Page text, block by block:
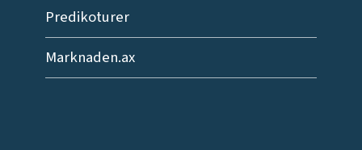
Predikoturer
Marknaden.ax